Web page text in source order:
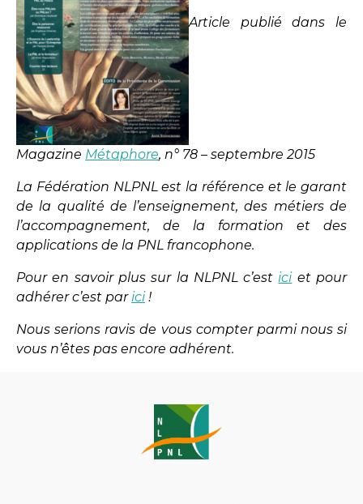
Article publié dans le
Magazine Métaphore, n° 78 – septembre 2015
La Fédération NLPNL est la référence et le garant
de la qualité de l’enseignement, des métiers de
l’accompagnement, de la formation et des
applications de la PNL francophone.
Pour en savoir plus sur la NLPNL c’esticiet pour
adhérer c’est parici!
Nous serions ravis de vous compter parmi nous si
vous n’êtes pas encore adhérent.